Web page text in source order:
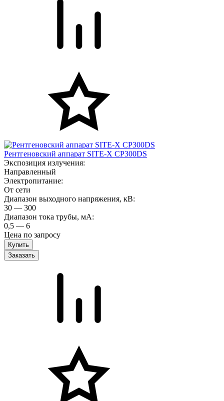
Рентгеновский аппарат SITE-X CP300DS
Экспозиция излучения:
Направленный
Электропитание:
От сети
Диапазон выходного напряжения, кВ:
30 — 300
Диапазон тока трубы, мА:
0,5 — 6
Цена по запросу
Заказать